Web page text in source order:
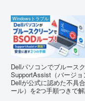
Windowsトラブル
Dellパソコンでブルース
SupportAssist（バージョ
Dellが公式に認めた不具
ール）を2つ手順つきで解